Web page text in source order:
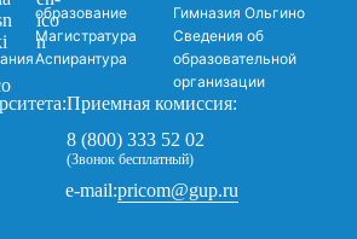
образование
Магистратура
Аспирантура
Гимназия Ольгино
Сведения об
образовательной
организации
Приемная комиссия:
8 (800) 333 52 02
(Звонок бесплатный)
e-mail:pricom@gup.ru